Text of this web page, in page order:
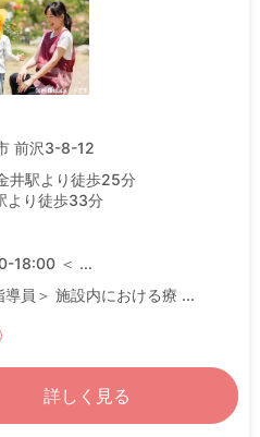
前沢3-8-12
井駅より徒歩25分
より徒歩33分
18:00 ＜ ...
導員＞ 施設内における療 ...
詳しく見る